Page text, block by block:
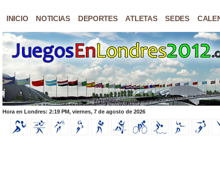
INICIO NOTICIAS DEPORTES ATLETAS SEDES
Hora en Londres: 2:19 PM, viernes, 7 de agosto de 2026